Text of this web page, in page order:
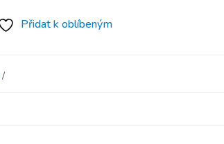
Přidat k oblíbeným